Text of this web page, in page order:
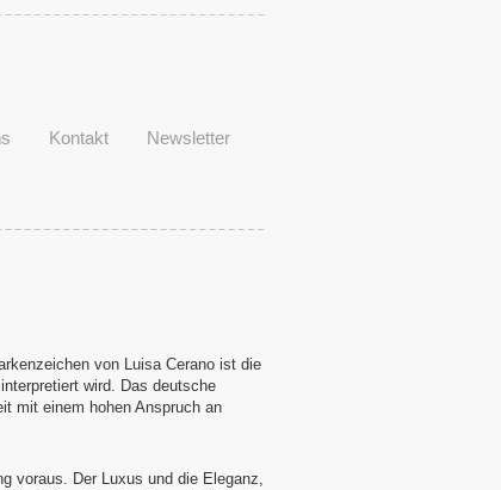
Kontakt Newsletter
von Luisa Cerano ist die
wird. Das deutsche
mit einem hohen Anspruch an
voraus. Der Luxus und die Eleganz,